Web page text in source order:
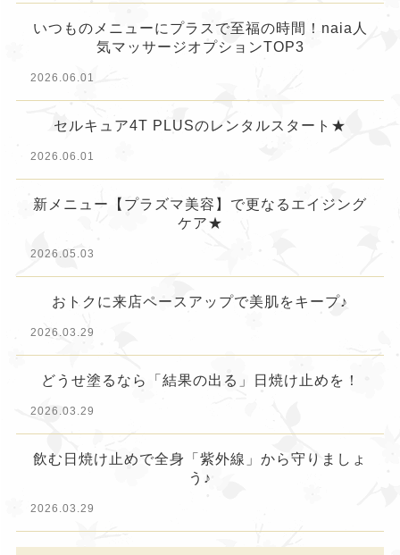
いつものメニューにプラスで至福の時間！naia人
気マッサージオプションTOP3
2026.06.01
セルキュア4T PLUSのレンタルスタート★
2026.06.01
新メニュー【プラズマ美容】で更なるエイジング
ケア★
2026.05.03
おトクに来店ペースアップで美肌をキープ♪
2026.03.29
どうせ塗るなら「結果の出る」日焼け止めを！
2026.03.29
飲む日焼け止めで全身「紫外線」から守りましょ
う♪
2026.03.29